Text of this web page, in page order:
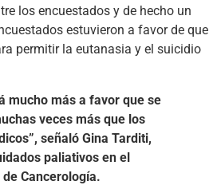
los encuestados y de hecho un
estuvieron a favor de que
permitir la eutanasia y el suicidio
mucho más a favor que se
veces más que los
señaló Gina Tarditi,
paliativos en el
Cancerología.